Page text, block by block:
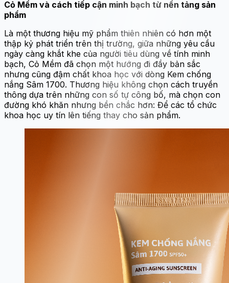
Cỏ Mềm và cách tiếp cận minh bạch từ nền tảng sản
phẩm
Là một thương hiệu mỹ phẩm thiên nhiên có hơn một
thập kỷ phát triển trên thị trường, giữa những yêu cầu
ngày càng khắt khe của người tiêu dùng về tính minh
bạch, Cỏ Mềm đã chọn một hướng đi đầy bản sắc
nhưng cũng đậm chất khoa học với dòng Kem chống
nắng Sâm 1700. Thương hiệu không chọn cách truyền
thông dựa trên những con số tự công bố, mà chọn con
đường khó khăn nhưng bền chắc hơn: Để các tổ chức
khoa học uy tín lên tiếng thay cho sản phẩm.